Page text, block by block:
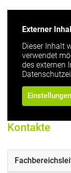
Externer
Dieser Inhalt
verwendet
des externen
Einstellungen
Kontakte